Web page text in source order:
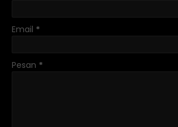
Email *
Pesan *